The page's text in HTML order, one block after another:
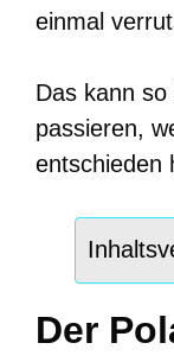
einmal
Das kann
passieren,
entschieden
Der